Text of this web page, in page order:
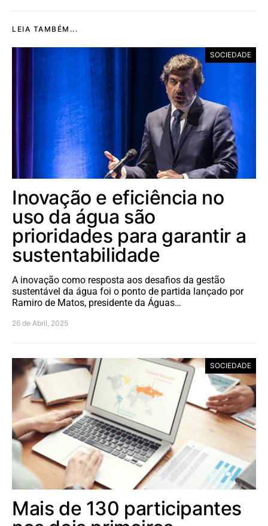
LEIA TAMBÉM...
SOCIEDADE
Inovação e eficiência no
uso da água são
prioridades para garantir a
sustentabilidade
A inovação como resposta aos desafios da gestão
sustentável da água foi o ponto de partida lançado por
Ramiro de Matos, presidente da Águas…
26 de Abril, 2025
SOCIEDADE
Mais de 130 participantes